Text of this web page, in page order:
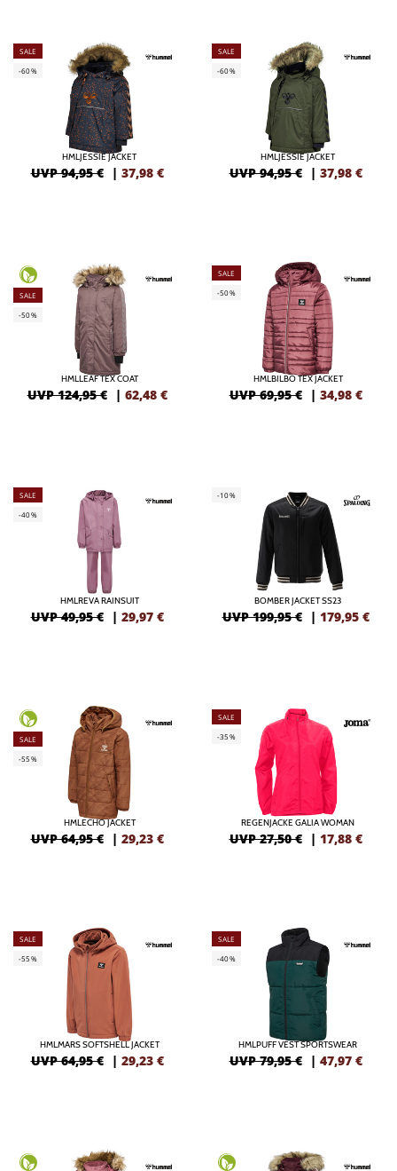
SALE
-60%
HMLJESSIE JACKET
UVP 94,95 € | 37,98 €
SALE
-60%
HMLJESSIE JACKET
UVP 94,95 € | 37,98 €
SALE
-50%
HMLLEAF TEX COAT
UVP 124,95 € | 62,48 €
SALE
-50%
HMLBILBO TEX JACKET
UVP 69,95 € | 34,98 €
SALE
-40%
HMLREVA RAINSUIT
UVP 49,95 € | 29,97 €
-10%
BOMBER JACKET SS23
UVP 199,95 € | 179,95 €
SALE
-55%
HMLECHO JACKET
UVP 64,95 € | 29,23 €
SALE
-35%
REGENJACKE GALIA WOMAN
UVP 27,50 € | 17,88 €
SALE
-55%
HMLMARS SOFTSHELL JACKET
UVP 64,95 € | 29,23 €
SALE
-40%
HMLPUFF VEST SPORTSWEAR
UVP 79,95 € | 47,97 €